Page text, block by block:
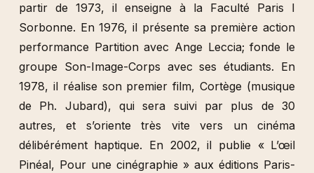
partir de 1973, il enseigne à la Faculté Paris I
Sorbonne. En 1976, il présente sa première action
performance Partition avec Ange Leccia; fonde le
groupe Son-Image-Corps avec ses étudiants. En
1978, il réalise son premier film, Cortège (musique
de Ph. Jubard), qui sera suivi par plus de 30
autres, et s’oriente très vite vers un cinéma
délibérément haptique. En 2002, il publie « L’œil
Pinéal, Pour une cinégraphie » aux éditions Paris-